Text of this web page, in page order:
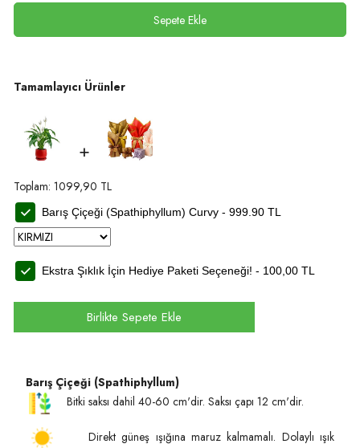
Sepete Ekle
Tamamlayıcı Ürünler
+
Toplam: 1099,90 TL
Barış Çiçeği (Spathiphyllum) Curvy - 999.90 TL
Ekstra Şıklık İçin Hediye Paketi Seçeneği! - 100,00 TL
Birlikte Sepete Ekle
Barış Çiçeği (Spathiphyllum)
Bitki saksı dahil 40-60 cm'dir. Saksı çapı 12 cm'dir.
Direkt güneş ışığına maruz kalmamalı. Dolaylı ışık